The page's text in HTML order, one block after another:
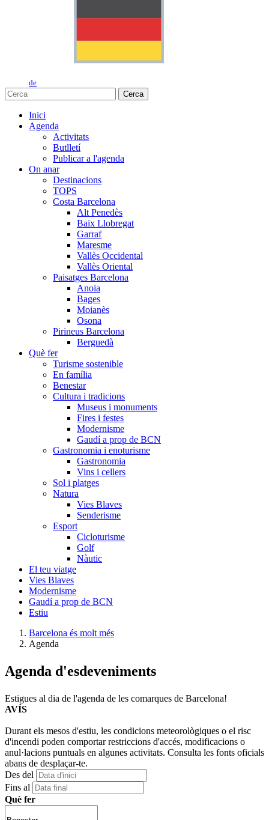
de
Cerca
Inici
Agenda
Activitats
Butlletí
Publicar a l'agenda
On anar
Destinacions
TOPS
Costa Barcelona
Alt Penedès
Baix Llobregat
Garraf
Maresme
Vallès Occidental
Vallès Oriental
Paisatges Barcelona
Anoia
Bages
Moianès
Osona
Pirineus Barcelona
Berguedà
Què fer
Turisme sostenible
En família
Benestar
Cultura i tradicions
Museus i monuments
Fires i festes
Modernisme
Gaudí a prop de BCN
Gastronomia i enoturisme
Gastronomia
Vins i cellers
Sol i platges
Natura
Vies Blaves
Senderisme
Esport
Cicloturisme
Golf
Nàutic
El teu viatge
Vies Blaves
Modernisme
Gaudí a prop de BCN
Estiu
Barcelona és molt més
Agenda
Agenda d'esdeveniments
Estigues al dia de l'agenda de les comarques de Barcelona!
AVÍS
Durant els mesos d'estiu, les condicions meteorològiques o el risc
d'incendi poden comportar restriccions d'accés, modificacions o
anul·lacions puntuals en algunes activitats. Consulta les fonts oficials
abans de desplaçar-te.
Des del
Fins al
Què fer